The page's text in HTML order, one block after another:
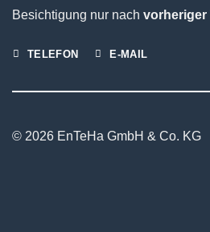
Besichtigung nur nach vorheriger
TELEFON E-MAIL
© 2026 EnTeHa GmbH & Co. KG